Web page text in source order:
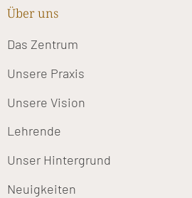
Über uns
Das Zentrum
Unsere Praxis
Unsere Vision
Lehrende
Unser Hintergrund
Neuigkeiten